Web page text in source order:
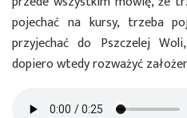
pojechać na kursy, trzeba
przyjechać do Pszczelej
dopiero wtedy rozważyć